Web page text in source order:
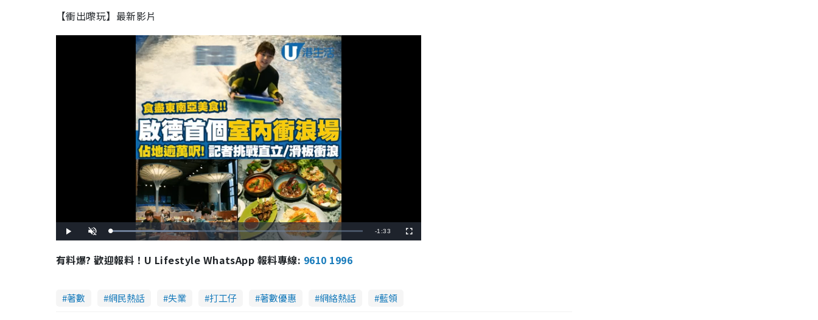
【衝出嚟玩】最新影片
l
n
t
e
L
o
e
d
R
i
-1:33
u
有料爆? 歡迎報料！U Lifestyle WhatsApp 報料專線: 9610 1996
著數 網民熱話 失業 打工仔 著數優惠 網絡熱話 藍領